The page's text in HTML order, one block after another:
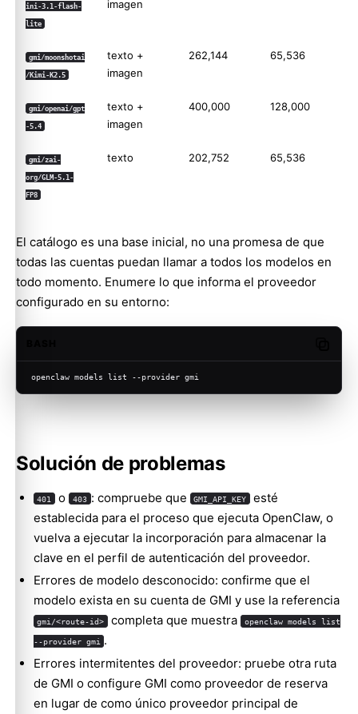
ini-3.1-flash-
lite
imagen
gmi/moonshotai
/Kimi-K2.5
texto +
imagen
262,144 65,536
gmi/openai/gpt
-5.4
texto +
imagen
400,000 128,000
gmi/zai-
org/GLM-5.1-
FP8
texto 202,752 65,536
El catálogo es una base inicial, no una promesa de que
todas las cuentas puedan llamar a todos los modelos en
todo momento. Enumere lo que informa el proveedor
configurado en su entorno:
openclaw models list --provider gmi
Solución de problemas
401 o 403 : compruebe que GMI_API_KEY
esté
establecida para el proceso que ejecuta OpenClaw, o
vuelva a ejecutar la incorporación para almacenar la
clave en el perfil de autenticación del proveedor.
Errores de modelo desconocido: confirme que el
modelo exista en su cuenta de GMI y use la referencia
gmi/<route-id> completa que muestra openclaw models list
--provider gmi .
Errores intermitentes del proveedor: pruebe otra ruta
de GMI o configure GMI como proveedor de reserva
en lugar de como único proveedor principal de